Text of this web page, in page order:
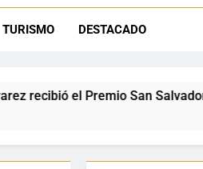
celebración con juegos,
TURISMO DESTACADO
La Quiaca celebra a una